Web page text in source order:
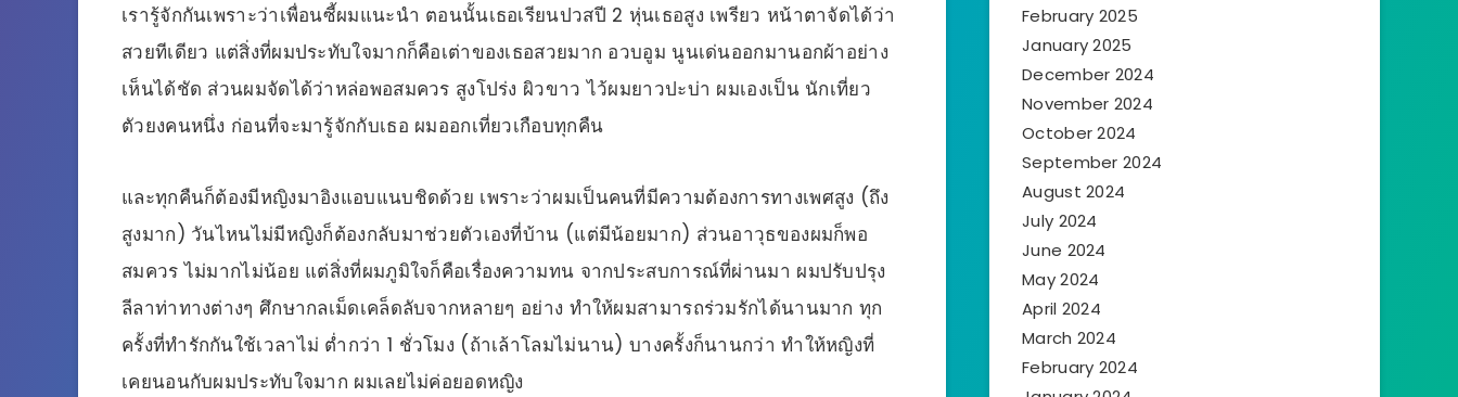
เรารู้จักกันเพราะว่าเพื่อนซี้ผมแนะนำ ตอนนั้นเธอเรียนปวสปี 2 หุ่นเธอสูง เพรียว หน้าตาจัดได้ว่า
สวยทีเดียว แต่สิ่งที่ผมประทับใจมากก็คือเต่าของเธอสวยมาก อวบอูม นูนเด่นออกมานอกผ้าอย่าง
เห็นได้ชัด ส่วนผมจัดได้ว่าหล่อพอสมควร สูงโปร่ง ผิวขาว ไว้ผมยาวปะบ่า ผมเองเป็น นักเที่ยว
ตัวยงคนหนึ่ง ก่อนที่จะมารู้จักกับเธอ ผมออกเที่ยวเกือบทุกคืน
และทุกคืนก็ต้องมีหญิงมาอิงแอบแนบชิดด้วย เพราะว่าผมเป็นคนที่มีความต้องการทางเพศสูง (ถึง
สูงมาก) วันไหนไม่มีหญิงก็ต้องกลับมาช่วยตัวเองที่บ้าน (แต่มีน้อยมาก) ส่วนอาวุธของผมก็พอ
สมควร ไม่มากไม่น้อย แต่สิ่งที่ผมภูมิใจก็คือเรื่องความทน จากประสบการณ์ที่ผ่านมา ผมปรับปรุง
ลีลาท่าทางต่างๆ ศึกษากลเม็ดเคล็ดลับจากหลายๆ อย่าง ทำให้ผมสามารถร่วมรักได้นานมาก ทุก
ครั้งที่ทำรักกันใช้เวลาไม่ ต่ำกว่า 1 ชั่วโมง (ถ้าเล้าโลมไม่นาน) บางครั้งก็นานกว่า ทำให้หญิงที่
เคยนอนกับผมประทับใจมาก ผมเลยไม่ค่อยอดหญิง
February 2025
January 2025
December 2024
November 2024
October 2024
September 2024
August 2024
July 2024
June 2024
May 2024
April 2024
March 2024
February 2024